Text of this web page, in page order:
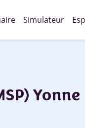
Simulateur
Yonne